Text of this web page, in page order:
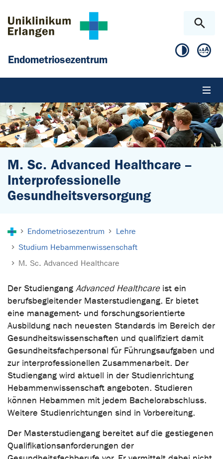
Endometriosezentrum
M. Sc. Advanced Healthcare --
Interprofessionelle
Gesundheitsversorgung
Endometriosezentrum
Lehre
Studium Hebammenwissenschaft
M. Sc. Advanced Healthcare
Der Studiengang Advanced Healthcareist ein
berufsbegleitender Masterstudiengang. Er bietet
eine management- und forschungsorientierte
Ausbildung nach neuesten Standards im Bereich der
Gesundheitswissenschaften und qualifiziert damit
Gesundheitsfachpersonal für Führungsaufgaben und
zur interprofessionellen Zusammenarbeit. Der
Studiengang wird aktuell in der Studienrichtung
Hebammenwissenschaft angeboten. Studieren
können Hebammen mit jedem Bachelorabschluss.
Weitere Studienrichtungen sind in Vorbereitung.
Der Masterstudiengang bereitet auf die gestiegenen
Qualifikationsanforderungen der